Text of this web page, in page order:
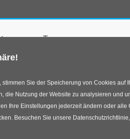
Sie der Speicherung von Cookies auf
die Nutzung der Website zu analysieren und
Ihre Einstellungen jederzeit ändern oder alle
Besuchen Sie unsere
Team